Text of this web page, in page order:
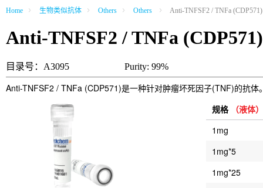
Home 生物类似抗体 Others Others Anti-TNFSF2 / TNFa (CDP571)
Anti-TNFSF2 / TNFa (CDP571)
目录号：A3095 Purity: 99%
Anti-TNFSF2 / TNFa (CDP571)是一种针对肿瘤坏死因子(TNF)的抗
规格 （液体）
1mg
1mg*5
1mg*25